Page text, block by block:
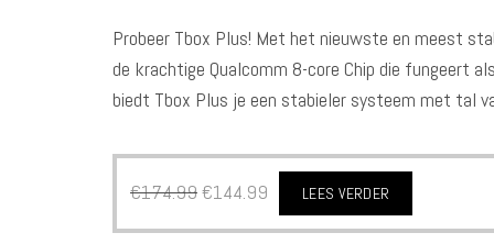
Probeer Tbox Plus! Met het nieuwste en meest
de krachtige Qualcomm 8-core Chip die fungeert
biedt Tbox Plus je een stabieler systeem met tal
€174.99€144.99 LEES VERDER